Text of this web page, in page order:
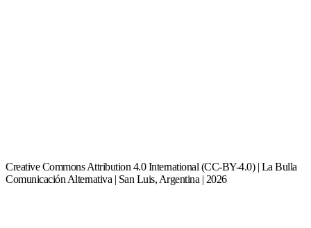
Creative Commons Attribution 4.0 International (CC-BY-4.0) | La Bulla
Comunicación Alternativa | San Luis, Argentina | 2026